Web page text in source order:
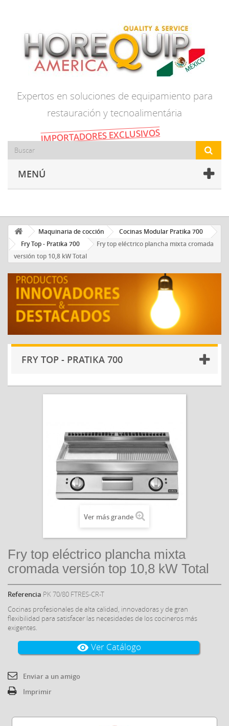
Expertos en soluciones de equipamiento para
restauración y tecnoalimentária
IMPORTADORES EXCLUSIVOS
MENÚ
Maquinaria de cocción
Cocinas Modular Pratika 700
Fry Top - Pratika 700
Fry top eléctrico plancha mixta cromada
versión top 10,8 kW Total
FRY TOP - PRATIKA 700
Ver más grande
Fry top eléctrico plancha mixta
cromada versión top 10,8 kW Total
Referencia PK 70/80 FTRES-CR-T
Cocinas profesionales de alta calidad, innovadoras y de gran
flexibilidad para satisfacer las necesidades de los cocineros más
exigentes.
visibility Ver Catálogo
Enviar a un amigo
Imprimir